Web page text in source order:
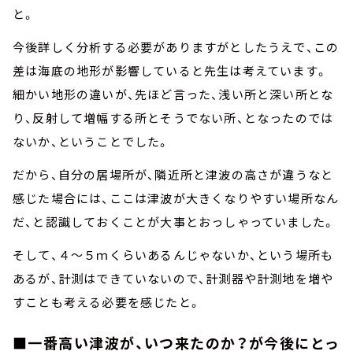
と。
今後詳しく分析する必要がありますがとしたうえで、この
差は海底の地形が影響していると先生は考えています。
細かい地形の違いが、先ほど言った、浅い所と深い所とな
り、反射して増幅する所とそうでない所、となったのでは
ないか、ということでした。
だから、自分の居場所が、隣近所と津波の高さが違うなと
感じた場合には、ここは津波が大きくなりやすい場所なん
だ、と認識しておくことが大事とおっしゃっていました。
そして、４～５ｍくらいあるんじゃないか、という場所も
あるが、計測はできていないので、計測器や計測地を増や
すことも考える必要を感じたと。
■一番高い津波が、いつ来たのか？が今後にとっ